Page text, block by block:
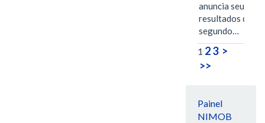
anuncia seus
resultados do
segundo…
1 23 >
>>
Painel
NIMOB